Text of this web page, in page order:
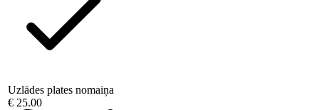
Uzlādes plates nomaiņa
€ 25.00